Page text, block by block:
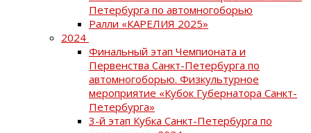
Петербурга по автомногоборью
Ралли «КАРЕЛИЯ 2025»
2024
Финальный этап Чемпионата и
Первенства Санкт-Петербурга по
автомногоборью. Физкультурное
мероприятие «Кубок Губернатора Санкт-
Петербурга»
3-й этап Кубка Санкт-Петербурга по